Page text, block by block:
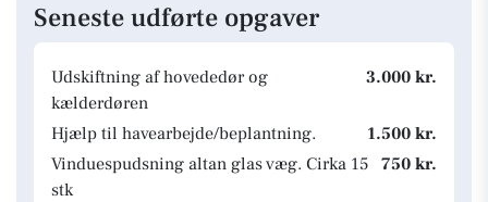
Seneste udførte opgaver
Udskiftning af hovededør og
kælderdøren
3.000 kr.
Hjælp til havearbejde/beplantning.
1.500 kr.
Vinduespudsning altan glas væg. Cirka 15
stk
750 kr.